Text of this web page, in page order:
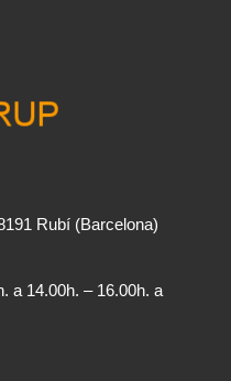
Rubí (Barcelona)
a 14.00h. – 16.00h. a